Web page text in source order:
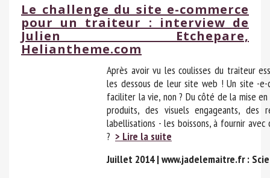
Le challenge du site e-commerce
pour un traiteur : interview de
Julien Etchepare,
Heliantheme.com
Après avoir vu les coulisses du traiteur
les dessous de leur site web ! Un site -
faciliter la vie, non ? Du côté de la mise
produits, des visuels engageants,
labellisations - les boissons, à fournir
? > Lire la suite
Juillet 2014 | www.jadelemaitre.fr :